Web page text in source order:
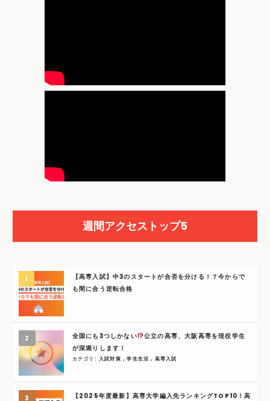
週間アクセストップ5
【高専入試】中3のスタートが合否を分ける！？今からで
も間に合う逆転合格
全国にも3つしかない
公立の高専、大阪高専を現役学生
が深堀りします！
カテゴリ: 入試対策 ,学生生活, 高専入試
【2025年度最新】高専大学編入先ランキングTOP10！高